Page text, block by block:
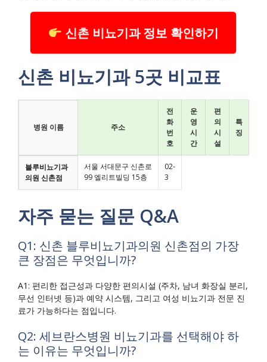
신촌 비뇨기과 정보 확인하기
신촌 비뇨기과 5곳 비교표
병원 이름 주소
전
화
번
호
운
영
시
간
편
의
시
설
특
징
블루비뇨기과
의원 신촌점
서울 서대문구 신촌로
99 엘리트빌딩 15층
02-
3
자주 묻는 질문 Q&A
Q1: 신촌 블루비뇨기과의원 신촌점의 가장
큰 장점은 무엇입니까?
A1: 편리한 접근성과 다양한 편의시설 (주차, 남녀 화장실 분리,
무선 인터넷 등)과 예약 시스템, 그리고 여성 비뇨기과 전문 진
료가 가능하다는 점입니다.
Q2: 세브란스병원 비뇨기과를 선택해야 하
는 이유는 무엇입니까?